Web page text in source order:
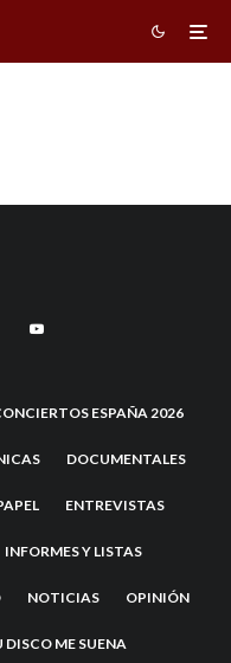
ESPAÑA 2026
DOCUMENTALES
ENTREVISTAS
INFORMES Y LISTAS
NOTICIAS OPINIÓN
DISCO ME SUENA